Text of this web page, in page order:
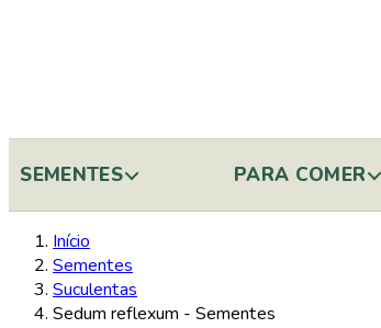
SEMENTES PARA COMER
Início
Sementes
Suculentas
Sedum reflexum - Sementes